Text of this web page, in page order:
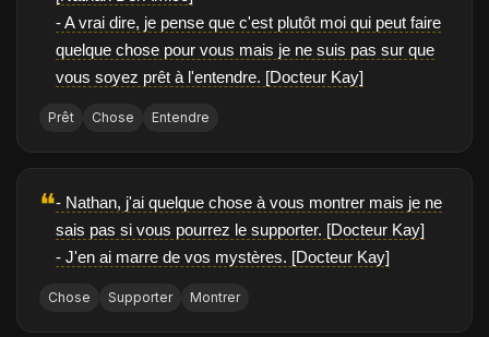
- A vrai dire, je pense que c'est plutôt moi qui peut faire
quelque chose pour vous mais je ne suis pas sur que
vous soyez prêt à l'entendre. [Docteur Kay]
Prêt Chose Entendre
❝- Nathan, j'ai quelque chose à vous montrer mais je ne
sais pas si vous pourrez le supporter. [Docteur Kay]
- J'en ai marre de vos mystères. [Docteur Kay]
Chose Supporter Montrer